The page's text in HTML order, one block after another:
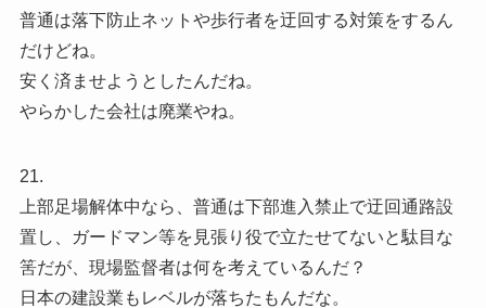
普通は落下防止ネットや歩行者を迂回する対策をするん
だけどね。
安く済ませようとしたんだね。
やらかした会社は廃業やね。
21.
上部足場解体中なら、普通は下部進入禁止で迂回通路設
置し、ガードマン等を見張り役で立たせてないと駄目な
筈だが、現場監督者は何を考えているんだ？
日本の建設業もレベルが落ちたもんだな。